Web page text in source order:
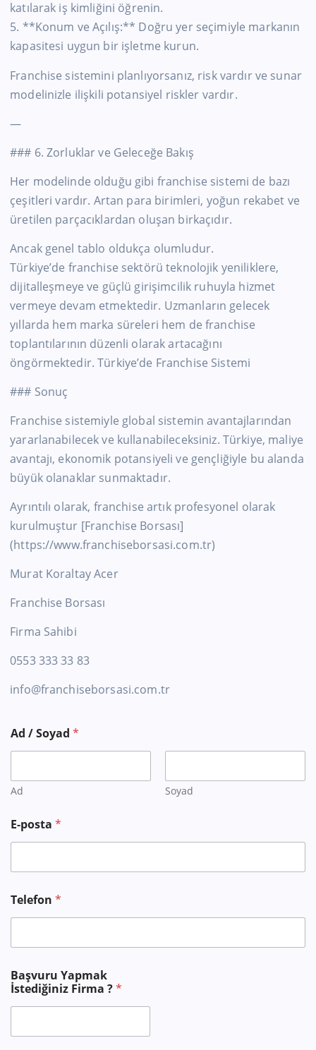
katılarak iş kimliğini öğrenin.
5. **Konum ve Açılış:** Doğru yer seçimiyle markanın
kapasitesi uygun bir işletme kurun.
Franchise sistemini planlıyorsanız, risk vardır ve sunar
modelinizle ilişkili potansiyel riskler vardır.
—
### 6. Zorluklar ve Geleceğe Bakış
Her modelinde olduğu gibi franchise sistemi de bazı
çeşitleri vardır. Artan para birimleri, yoğun rekabet ve
üretilen parçacıklardan oluşan birkaçıdır.
Ancak genel tablo oldukça olumludur.
Türkiye’de franchise sektörü teknolojik yeniliklere,
dijitalleşmeye ve güçlü girişimcilik ruhuyla hizmet
vermeye devam etmektedir. Uzmanların gelecek
yıllarda hem marka süreleri hem de franchise
toplantılarının düzenli olarak artacağını
öngörmektedir. Türkiye’de Franchise Sistemi
### Sonuç
Franchise sistemiyle global sistemin avantajlarından
yararlanabilecek ve kullanabileceksiniz. Türkiye, maliye
avantajı, ekonomik potansiyeli ve gençliğiyle bu alanda
büyük olanaklar sunmaktadır.
Ayrıntılı olarak, franchise artık profesyonel olarak
kurulmuştur [Franchise Borsası]
(https://www.franchiseborsasi.com.tr)
Murat Koraltay Acer
Franchise Borsası
Firma Sahibi
0553 333 33 83
info@franchiseborsasi.com.tr
Ad / Soyad*
Ad Soyad
s
t
d
ğ
i
n
z
E-posta*
Telefon*
Başvuru Yapmak
İstediğiniz Firma ?*